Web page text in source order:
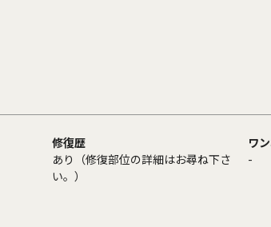
修復歴
あり（修復部位の詳細はお尋ね下さ
い。）
ワ
-